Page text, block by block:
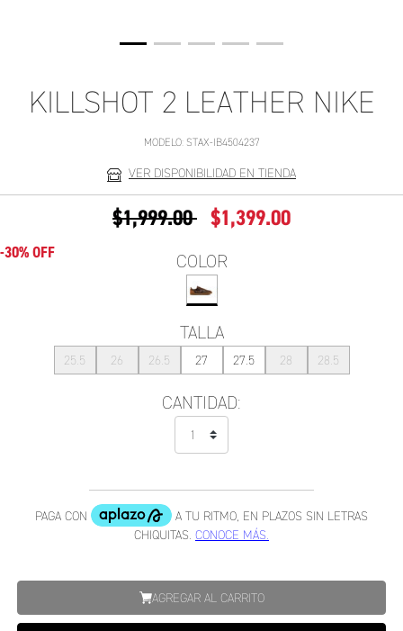
KILLSHOT 2 LEATHER NIKE
MODELO: STAX-IB4504237
VER DISPONIBILIDAD EN TIENDA
PRECIO REDUCIDO DE
$1,999.00A $1,399.00
-30% OFF COLOR
TALLA
25.5 26 26.5 27 27.5 28 28.5
CANTIDAD:
AGREGAR AL CARRITO